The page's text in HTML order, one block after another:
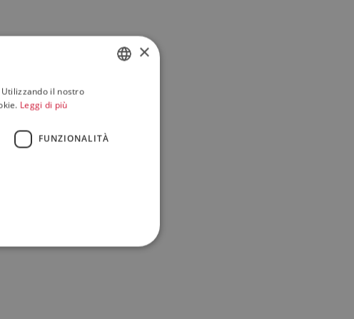
×
il nostro
Leggi di più
FUNZIONALITÀ